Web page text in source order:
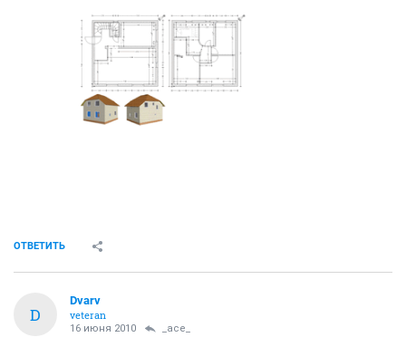
ОТВЕТИТЬ
D
Dvarv
veteran
16 июня 2010 _ace_